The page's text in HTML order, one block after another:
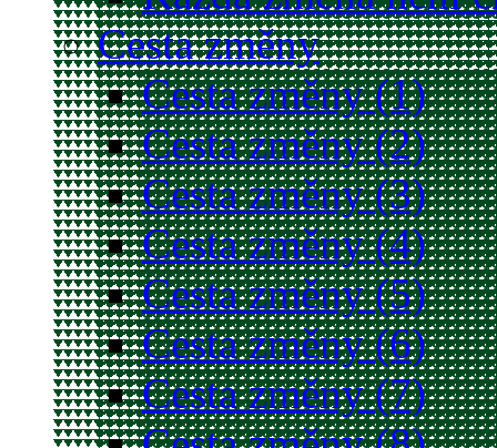
Cesta změny
Cesta změny (1)
Cesta změny (2)
Cesta změny (3)
Cesta změny (4)
Cesta změny (5)
Cesta změny (6)
Cesta změny (7)